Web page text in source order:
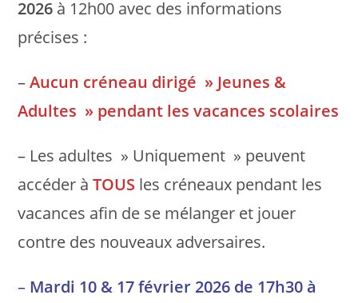
2026 à 12h00 avec des informations
précises :
–Aucun créneau dirigé » Jeunes &
Adultes » pendant les vacances scolaires
– Les adultes » Uniquement » peuvent
accéder àTOUS les créneaux pendant les
vacances afin de se mélanger et jouer
contre des nouveaux adversaires.
– Mardi 10 & 17 février 2026 de 17h30 à